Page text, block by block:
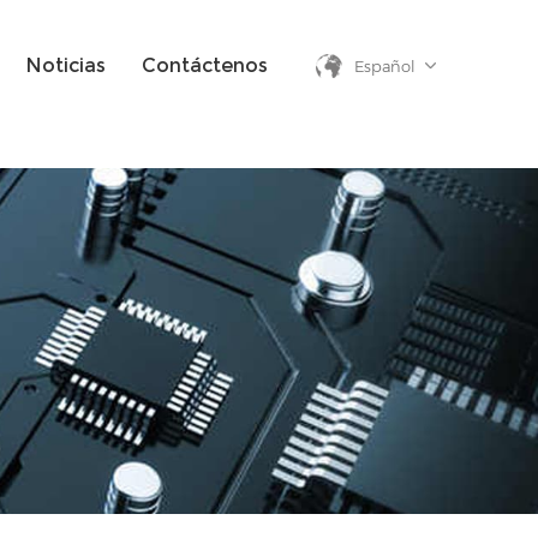
Noticias Contáctenos Español